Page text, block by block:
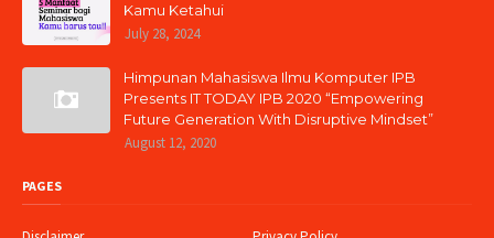
Kamu Ketahui
July 28, 2024
Himpunan Mahasiswa Ilmu Komputer IPB
Presents IT TODAY IPB 2020 “Empowering
Future Generation With Disruptive Mindset”
August 12, 2020
PAGES